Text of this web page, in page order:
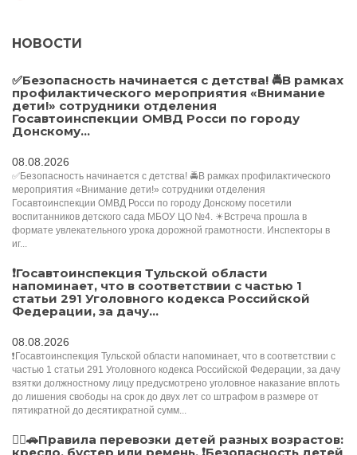
НОВОСТИ
✅Безопасность начинается с детства! 🚔В рамках
профилактического мероприятия «Внимание
дети!» сотрудники отделения
Госавтоинспекции ОМВД Росси по городу
Донскому...
08.08.2026
✅Безопасность начинается с детства! 🚔В рамках профилактического
мероприятия «Внимание дети!» сотрудники отделения
Госавтоинспекции ОМВД Росси по городу Донскому посетили
воспитанников детского сада МБОУ ЦО №4. ☀Встреча прошла в
формате увлекательного урока дорожной грамотности. Инспекторы в
иг...
❗Госавтоинспекция Тульской области
напоминает, что в соответствии с частью 1
статьи 291 Уголовного кодекса Российской
Федерации, за дачу...
08.08.2026
❗Госавтоинспекция Тульской области напоминает, что в соответствии с
частью 1 статьи 291 Уголовного кодекса Российской Федерации, за дачу
взятки должностному лицу предусмотрено уголовное наказание вплоть
до лишения свободы на срок до двух лет со штрафом в размере от
пятикратной до десятикратной сумм...
👮‍♂️🚗Правила перевозки детей разных возрастов: